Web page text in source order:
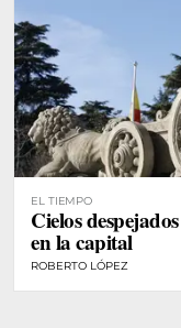
EL TIEMPO
Cielos
en la capital
ROBERTO LÓPEZ